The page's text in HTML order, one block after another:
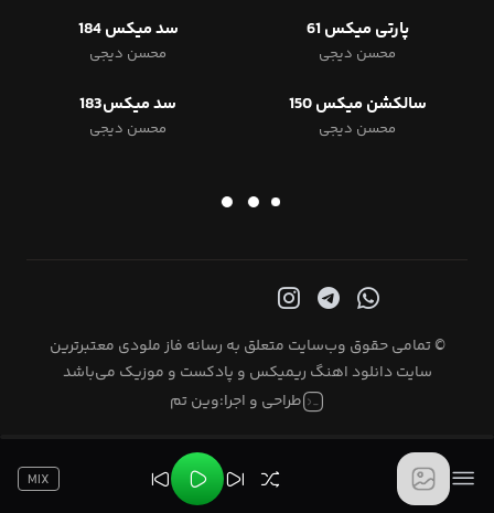
پارتی میکس 61
محسن دیجی
سد میکس 184
محسن دیجی
سالکشن میکس 150
محسن دیجی
سد میکس183
محسن دیجی
© تمامی حقوق وب‌سایت متعلق به رسانه فاز ملودی معتبرترین
سایت دانلود اهنگ ریمیکس و پادکست و موزیک می‌باشد
طراحی و اجرا:وین تم
MIX